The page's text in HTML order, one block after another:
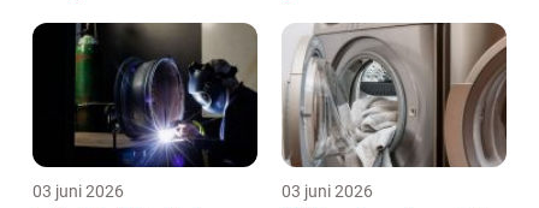
03 juni 2026 03 juni 2026